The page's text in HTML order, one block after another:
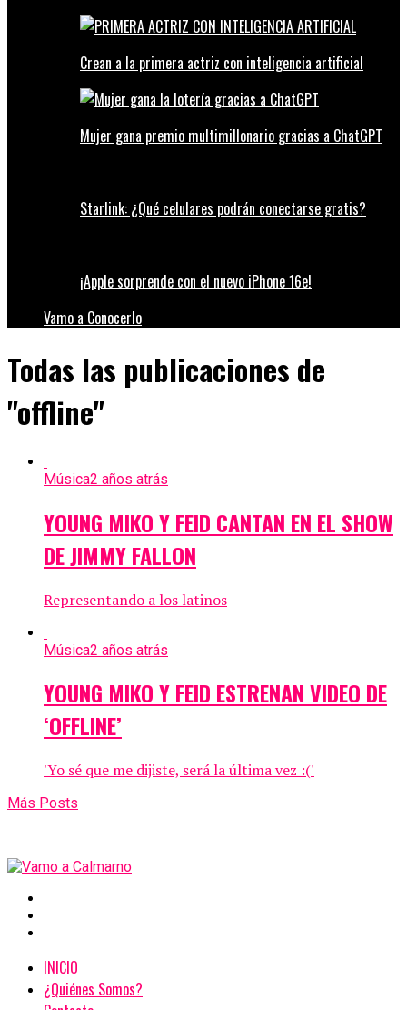
Crean a la primera actriz con inteligencia artificial
Mujer gana premio multimillonario gracias a ChatGPT
Starlink: ¿Qué celulares podrán conectarse gratis?
¡Apple sorprende con el nuevo iPhone 16e!
Vamo a Conocerlo
Todas las publicaciones de
"offline"
Música2 años atrás
YOUNG MIKO Y FEID CANTAN EN EL SHOW
DE JIMMY FALLON
Representando a los latinos
Música2 años atrás
YOUNG MIKO Y FEID ESTRENAN VIDEO DE
‘OFFLINE’
'Yo sé que me dijiste, será la última vez :('
Más Posts
INICIO
¿Quiénes Somos?